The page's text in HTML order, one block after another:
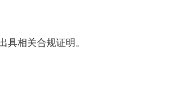
相关合规证明。